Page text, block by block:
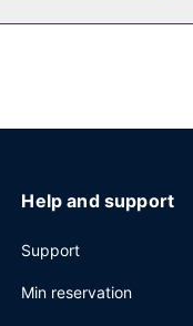
Help and support
Support
Min reservation